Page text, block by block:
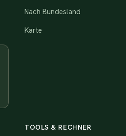
Nach Bundesland
Karte
TOOLS & RECHNER